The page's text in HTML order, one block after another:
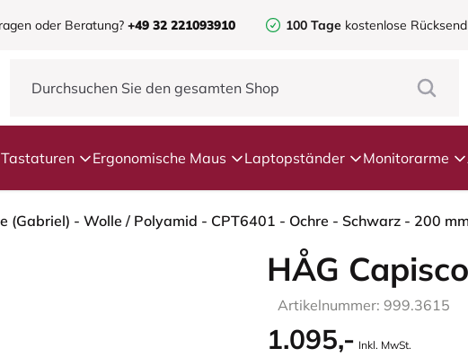
oder Beratung? +49 32 221093910 100 Tage kostenlose
Tastaturen Ergonomische Maus Laptopständer Monitorarme
(Gabriel) - Wolle / Polyamid - CPT6401 - Ochre - Schwarz - 200
HÅG
Artikelnummer: 999.3615
1.095,- Inkl. MwSt.